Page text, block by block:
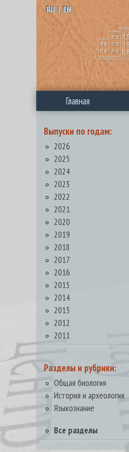
RU | EN
Главная
Выпуски по годам:
2026
2025
2024
2023
2022
2021
2020
2019
2018
2017
2016
2015
2014
2013
2012
2011
Разделы и рубрики:
Общая биология
История и археология
Языкознание
Все разделы